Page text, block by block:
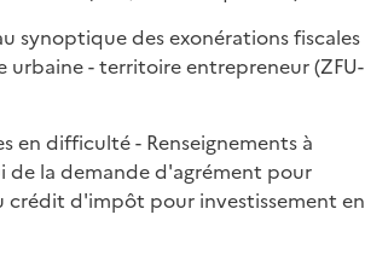
synoptique des exonérations fiscales
urbaine - territoire entrepreneur (ZFU-
en difficulté - Renseignements à
de la demande d'agrément pour
d'impôt pour investissement en